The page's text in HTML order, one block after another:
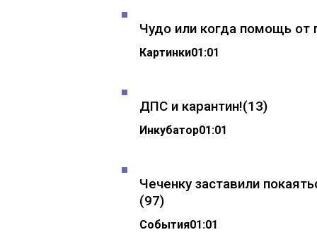
Чудо или когда помощь от
Картинки01:01
ДПС и карантин!(13)
Инкубатор01:01
Чеченку заставили
(97)
События01:01